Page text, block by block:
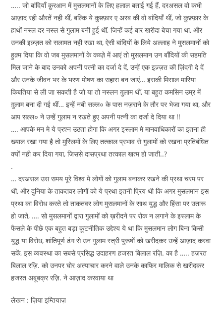
….. जो बांदियाँ क़ुरआन में मुसलमानों के लिए हलाल बताई गई हैं, दरअसल वो कभी
आज़ाद रही औरतें नही थीं, बल्कि ये कुफ़्फ़ार ए अरब की वो बांदियाँ थीं, जो कुफ़्फ़ार के
हाथों नस्ल दर नस्ल से गुलाम बनी हुई थीं, जिन्हें कई बार खरीदा बेचा गया था, और
उनकी इज़्ज़त को सलामत नही रखा था, ऐसी बांदियों के लिये अल्लाह ने मुसलमानों को
हुक़्म दिया कि वो जब मुसलमानों के कब्ज़े में आएं तो मुसलमान उन बाँदियों की सहमति
मिल जाने के बाद उनको अपनी पत्नी का दर्जा दे दें, उन्हें एक इज़्ज़त की ज़िंदगी दे दें
और उनके जीवन भर के भरण पोषण का सहारा बन जाएं… इसकी मिसाल मारिया
किबतिया से ली जा सकती है जो या तो नस्लन ग़ुलाम थीं, या बहुत कमसिन उम्र में
ग़ुलाम बना दी गई थीं… इन्हें नबी सल्ल० के पास नज़राने के तौर पर भेजा गया था, और
आप सल्ल० ने उन्हें गुलाम न रखते हुए अपनी पत्नी का दर्जा दे दिया था !!
…. आपके मन मे ये प्रश्न उठता होगा कि अगर इस्लाम मे मानवाधिकारों का इतना ही
ख्याल रखा गया है तो मुस्लिमों के लिए तत्काल प्रभाव से गुलामों को रखना प्रतिबंधित
क्यों नही कर दिया गया, जिससे दासप्रथा तत्काल खत्म हो जाती..?
.
… दरअसल उस समय पूरे विश्व मे लोगों को गुलाम बनाकर रखने की प्रथा चरम पर
थी, और दुनिया के ताकतवर लोगों को ये प्रथा इतनी प्रिय थी कि अगर मुसलमान इस
प्रथा का विरोध करते तो ताकतवर लोग मुसलमानों के साथ युद्ध और हिंसा पर उतारू
हो जाते, …. सो मुसलमानों द्वारा गुलामों को ख़रीदने पर रोक न लगाने के इस्लाम के
फैसले के पीछे एक बहुत बड़ा कूटनीतिक उद्देश्य ये था कि मुसलमान लोग बिना किसी
युद्ध या विरोध, शांतिपूर्ण ढंग से उन गुलाम स्त्री पुरूषों को खरीदकर उन्हें आज़ाद करवा
सकें, इस व्यवस्था का सबसे प्रसिद्ध उदाहरण हजरत बिलाल रज़ि. का है ….. हज़रत
बिलाल रज़ि. को उनपर घोर अत्याचार करने वाले उनके काफिर मालिक से खरीदकर
हजरत अबूबक्र रज़ि. ने आज़ाद करवाया था
लेखन : ज़िया इम्तियाज़